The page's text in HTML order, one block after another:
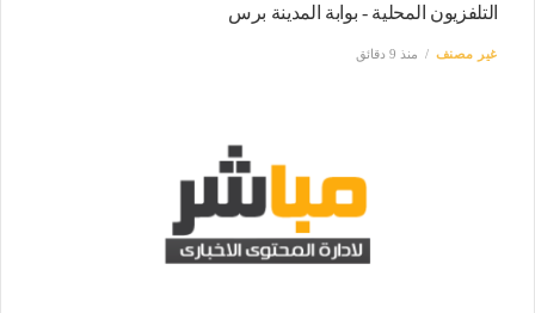
التلفزيون المحلية - بوابة المدينة برس
غير مصنف منذ 9 دقائق